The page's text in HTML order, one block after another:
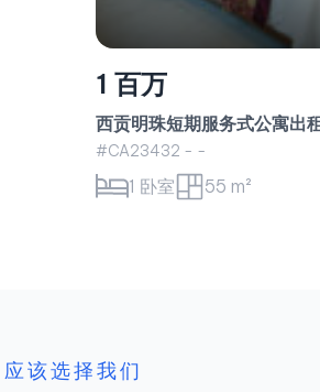
1 百万
西贡明珠短期服务式公寓出
#CA23432 - -
1 卧室 55 m²
应该选择我们